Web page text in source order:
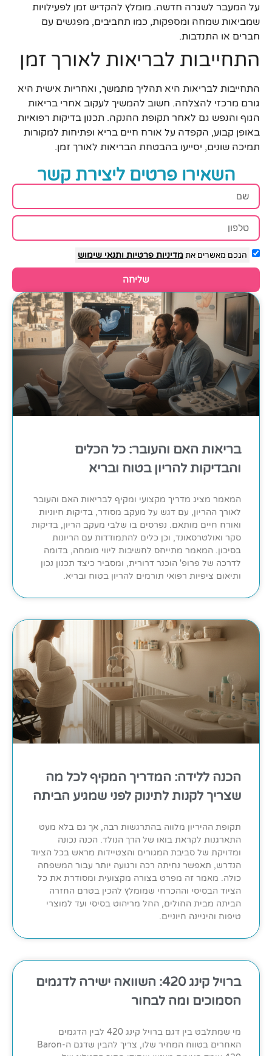
על המעבר לשגרה חדשה. מומלץ להקדיש זמן לפעילויות
שמביאות שמחה ומספקות, כמו תחביבים, מפגשים עם
חברים או התנדבות.
התחייבות לבריאות לאורך זמן
התחייבות לבריאות היא תהליך מתמשך, ואחריות אישית היא
גורם מרכזי להצלחה. חשוב להמשיך לעקוב אחרי בריאות
הגוף והנפש גם לאחר תקופת ההנקה. תכנון בדיקות רפואיות
באופן קבוע, הקפדה על אורח חיים בריא ופתיחות למקורות
תמיכה שונים, יסייעו בהבטחת הבריאות לאורך זמן.
השאירו פרטים ליצירת קשר
הנכם מאשרים אתמדיניות פרטיות ותנאי שימוש
שליחה
בריאות האם והעובר: כל הכלים
והבדיקות להריון בטוח ובריא
המאמר מציג מדריך מקצועי ומקיף לבריאות האם והעובר
לאורך ההריון, עם דגש על מעקב מסודר, בדיקות חיוניות
ואורח חיים מותאם. נפרסים בו שלבי מעקב הריון, בדיקות
סקר ואולטרסאונד, וכן כלים להתמודדות עם הריונות
בסיכון. המאמר מתייחס לחשיבות ליווי מומחה, בדומה
לדרכה של פרופ' הוכנר דרורית, ומסביר כיצד תכנון נכון
ותיאום ציפיות רפואי תורמים להריון בטוח ובריא.
הכנה ללידה: המדריך המקיף לכל מה
שצריך לקנות לתינוק לפני שמגיע הביתה
תקופת ההיריון מלווה בהתרגשות רבה, אך גם בלא מעט
התארגנות לקראת בואו של הרך הנולד. הכנה נכונה
ומדויקת של סביבת המגורים והצטיידות מראש בכל הציוד
הנדרש, תאפשר נחיתה רכה ורגועה יותר עבור המשפחה
כולה. מאמר זה מפרט בצורה מקצועית ומסודרת את כל
הציוד הבסיסי וההכרחי שמומלץ להכין בטרם החזרה
הביתה מבית החולים, החל מריהוט בסיסי ועד למוצרי
טיפוח והיגיינה חיוניים.
ברויל קינג 420: השוואה ישירה לדגמים
הסמוכים ומה לבחור
מי שמתלבט בין דגם ברויל קינג 420 לבין הדגמים
האחרים בטווח המחיר שלו, צריך להבין שדגם ה-Baron